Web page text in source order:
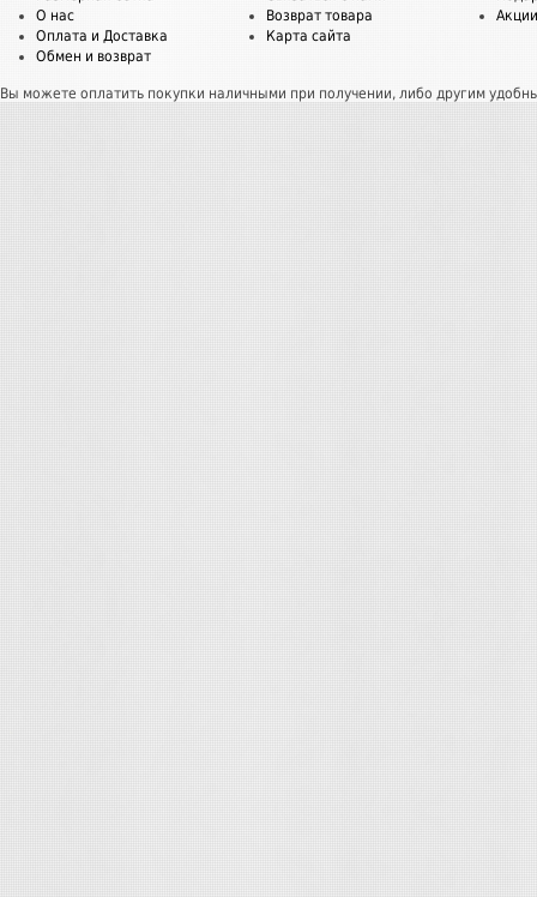
О нас
Оплата и Доставка
Обмен и возврат
Возврат товара
Карта сайта
Акции
Вы можете оплатить покупки наличными при получении, либо другим